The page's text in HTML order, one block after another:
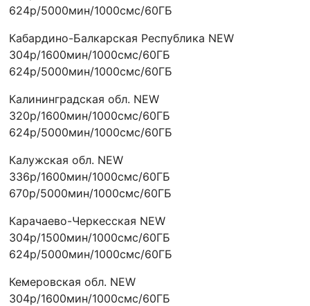
624р/5000мин/1000смс/60ГБ
Кабардино-Балкарская Республика NEW
304р/1600мин/1000смс/60ГБ
624р/5000мин/1000смс/60ГБ
Калининградская обл. NEW
320р/1600мин/1000смс/60ГБ
624р/5000мин/1000смс/60ГБ
Калужская обл. NEW
336р/1600мин/1000смс/60ГБ
670р/5000мин/1000смс/60ГБ
Карачаево-Черкесская NEW
304р/1500мин/1000смс/60ГБ
624р/5000мин/1000смс/60ГБ
Кемеровская обл. NEW
304р/1600мин/1000смс/60ГБ